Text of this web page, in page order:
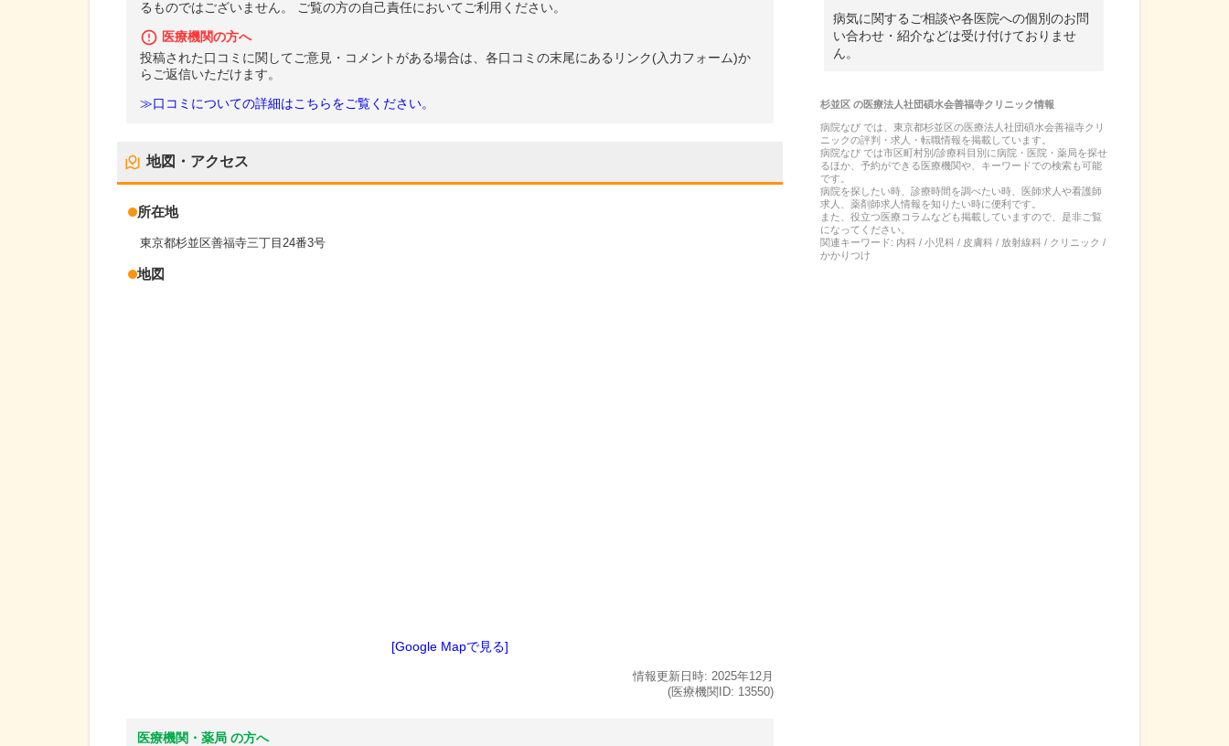
るものではございません。 ご覧の方の自己責任においてご利用ください。
医療機関の方へ
投稿された口コミに関してご意見・コメントがある場合は、各口コミの末尾にあるリンク(入力フォーム)か
らご返信いただけます。
≫口コミについての詳細はこちらをご覧ください。
地図・アクセス
所在地
東京都杉並区善福寺三丁目24番3号
地図
[Google Mapで見る]
情報更新日時: 2025年12月
(医療機関ID: 13550)
医療機関・薬局 の方へ
病気に関するご相談や各医院への個別のお問
い合わせ・紹介などは受け付けておりませ
ん。
杉並区の医療法人社団碩水会善福寺クリニック情報
病院なび では、 東京都杉並区の医療法人社団碩水会善福寺クリ
ニックの評判・求人・転職情報を掲載しています。
病院なび では市区町村別/診療科目別に病院・医院・薬局を探せ
るほか、予約ができる医療機関や、キーワードでの検索も可能
です。
病院を探したい時、診療時間を調べたい時、医師求人や看護師
求人、薬剤師求人情報を知りたい時に便利です。
また、役立つ医療コラムなども掲載していますので、是非ご覧
になってください。
関連キーワード: 内科 / 小児科 / 皮膚科 / 放射線科 / クリニック /
かかりつけ